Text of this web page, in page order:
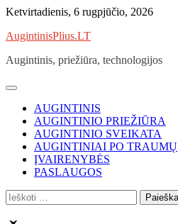
Skip
content
Ketvirtadienis, 6 rugpjūčio, 2026
AugintinisPlius.LT
Augintinis, priežiūra, technologijos
AUGINTINIS
AUGINTINIO PRIEŽIŪRA
AUGINTINIO SVEIKATA
AUGINTINIAI PO TRAUMŲ
ĮVAIRENYBĖS
PASLAUGOS
Ieškoti: